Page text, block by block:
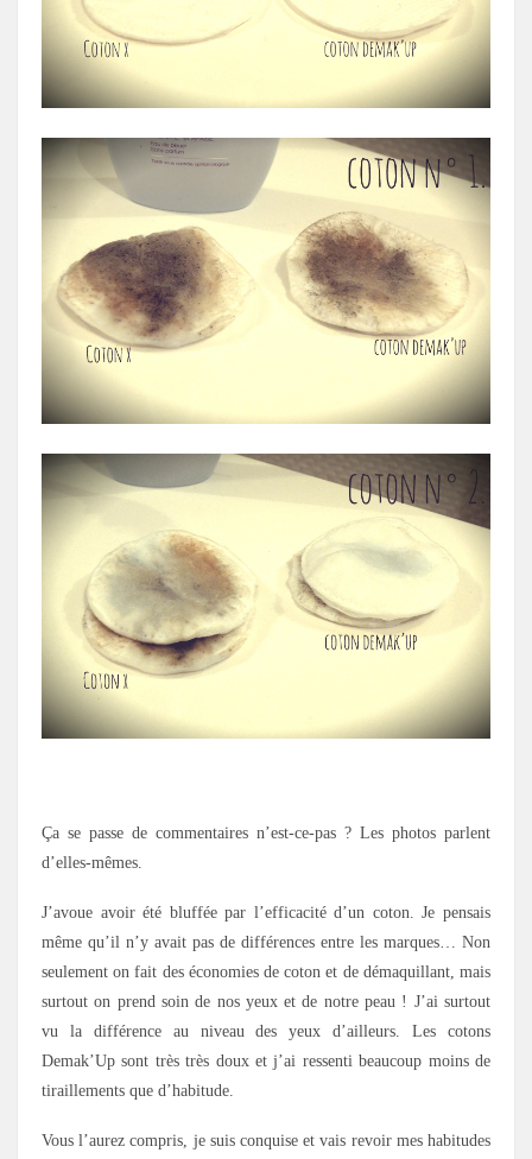
Ça se passe de commentaires n’est-ce-pas ? Les photos parlent
d’elles-mêmes.
J’avoue avoir été bluffée par l’efficacité d’un coton. Je pensais
même qu’il n’y avait pas de différences entre les marques… Non
seulement on fait des économies de coton et de démaquillant, mais
surtout on prend soin de nos yeux et de notre peau ! J’ai surtout
vu la différence au niveau des yeux d’ailleurs. Les cotons
Demak’Up sont très très doux et j’ai ressenti beaucoup moins de
tiraillements que d’habitude.
Vous l’aurez compris, je suis conquise et vais revoir mes habitudes